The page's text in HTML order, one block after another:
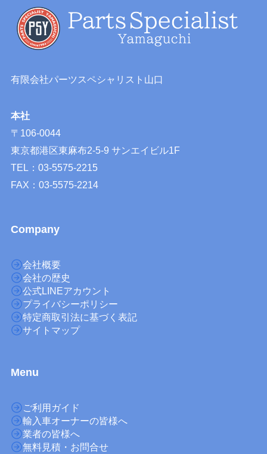
有限会社パーツスペシャリスト山口
本社
〒106-0044
東京都港区東麻布2-5-9 サンエイビル1F
TEL：03-5575-2215
FAX：03-5575-2214
Company
会社概要
会社の歴史
公式LINEアカウント
プライバシーポリシー
特定商取引法に基づく表記
サイトマップ
Menu
ご利用ガイド
輸入車オーナーの皆様へ
業者の皆様へ
無料見積・お問合せ